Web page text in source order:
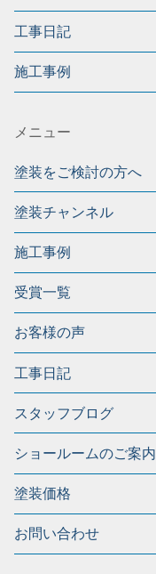
工事日記
施工事例
メニュー
塗装をご検討の方へ
塗装チャンネル
施工事例
受賞一覧
お客様の声
工事日記
スタッフブログ
ショールームのご案内
塗装価格
お問い合わせ